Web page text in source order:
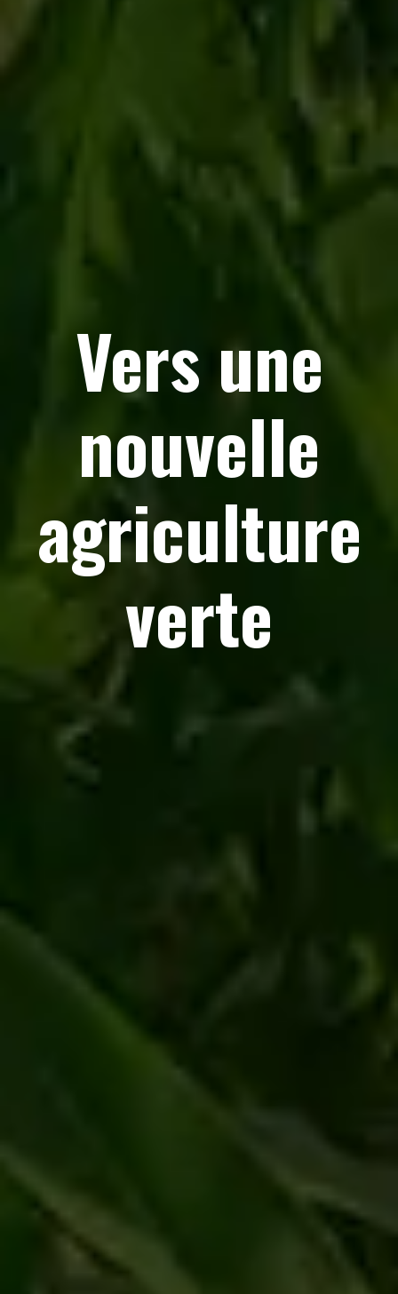
Vers une
nouvelle
agriculture
verte